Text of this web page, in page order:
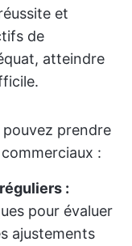
et
de
atteindre
pouvez prendre
:
:
pour évaluer
ajustements